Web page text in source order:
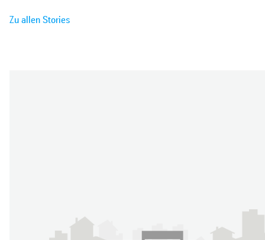
Zu allen Stories